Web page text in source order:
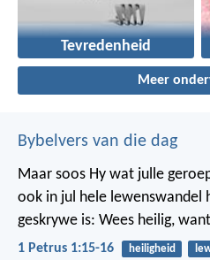
Tevredenheid
Meer
Bybelvers van die dag
Maar soos Hy wat julle
ook in jul hele lewenswandel
geskrywe is: Wees heilig,
1 Petrus 1:15-16 heiligheid